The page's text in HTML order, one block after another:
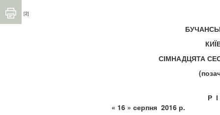
[2]
СІМНАДЦЯТА
Р
« 16 » серпня